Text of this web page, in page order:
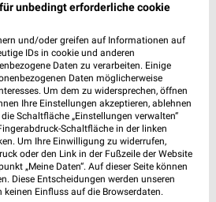
und Entfernung für
Ribnitz-Damgarten
unbedingt erforderliche cookie
und/oder greifen auf Informationen auf
IDs in cookie und anderen
Daten zu verarbeiten. Einige
Daten möglicherweise
Um dem zu widersprechen, öffnen
Ihre Einstellungen akzeptieren, ablehnen
Schaltfläche „Einstellungen verwalten“
Schaltfläche in der linken
Um Ihre Einwilligung zu widerrufen,
oder den Link in der Fußzeile der Website
„Meine Daten“. Auf dieser Seite können
Diese Entscheidungen werden unseren
Einfluss auf die Browserdaten.